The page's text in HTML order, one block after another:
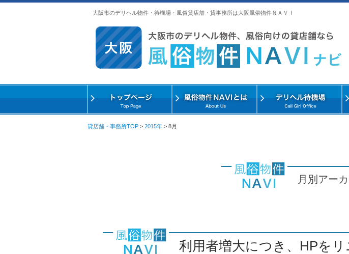
大阪市のデリヘル物件・待機場・風俗貸店舗・貸事務所は大阪風俗物件ＮＡＶＩ
貸店舗・事務所TOP > 2015年 > 8月
月別アー
利用者増大につき、HPをリ